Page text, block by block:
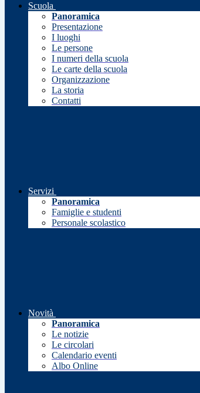
Scuola
Panoramica
Presentazione
I luoghi
Le persone
I numeri della scuola
Le carte della scuola
Organizzazione
La storia
Contatti
Servizi
Panoramica
Famiglie e studenti
Personale scolastico
Novità
Panoramica
Le notizie
Le circolari
Calendario eventi
Albo Online